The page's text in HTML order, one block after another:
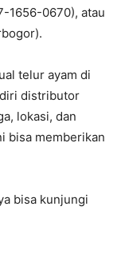
1656-0670), atau
telur ayam di
distributor
lokasi, dan
bisa memberikan
bisa kunjungi